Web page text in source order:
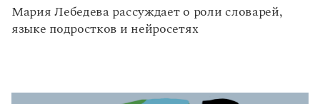
Мария Лебедева рассуждает о роли словарей,
языке подростков и нейросетях